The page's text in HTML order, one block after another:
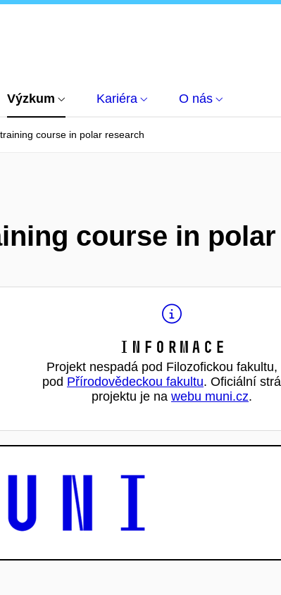
Výzkum Kariéra O nás
course in polar research
course in
Informace
Projekt nespadá pod Filozofickou fakultu,
pod Přírodovědeckou fakultu. Oficiální
projektu je na webu muni.cz.